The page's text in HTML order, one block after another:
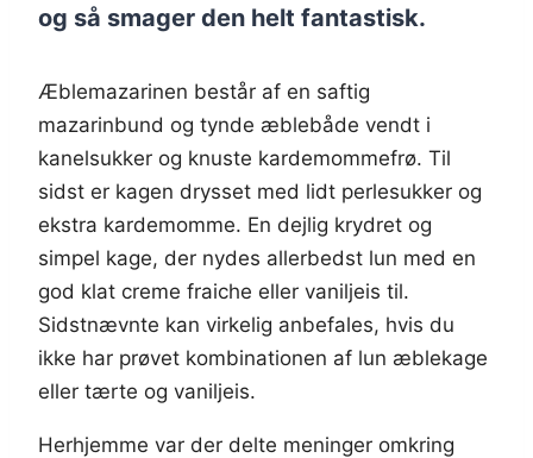
og så smager den helt fantastisk.
Æblemazarinen består af en saftig
mazarinbund og tynde æblebåde vendt i
kanelsukker og knuste kardemommefrø. Til
sidst er kagen drysset med lidt perlesukker og
ekstra kardemomme. En dejlig krydret og
simpel kage, der nydes allerbedst lun med en
god klat creme fraiche eller vaniljeis til.
Sidstnævnte kan virkelig anbefales, hvis du
ikke har prøvet kombinationen af lun æblekage
eller tærte og vaniljeis.
Herhjemme var der delte meninger omkring